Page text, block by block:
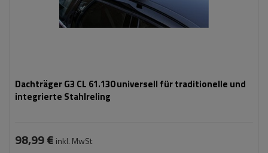
Dachträger G3 CL 61.130 universell für traditionelle und
integrierte Stahlreling
98,99 € inkl. MwSt